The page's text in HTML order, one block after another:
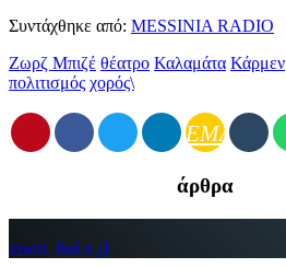
Συντάχθηκε από: MESSINIA RADIO
Ζωρζ Μπιζέ θέατρο Καλαμάτα Κάρμεν
πολιτισμός χορός\
EMAIL
άρθρα
insert_link
1